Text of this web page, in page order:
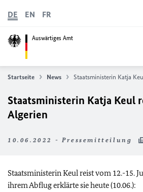
Auswärtiges Amt
DE EN FR
Startseite News Staatsministerin Katja
Staatsministerin Katja Keul
Algerien
10.06.2022 - Pressemitteilung
Staatsministerin Keul reist vom 12.-15.
ihrem Abflug erklärte sie heute (10.06.):